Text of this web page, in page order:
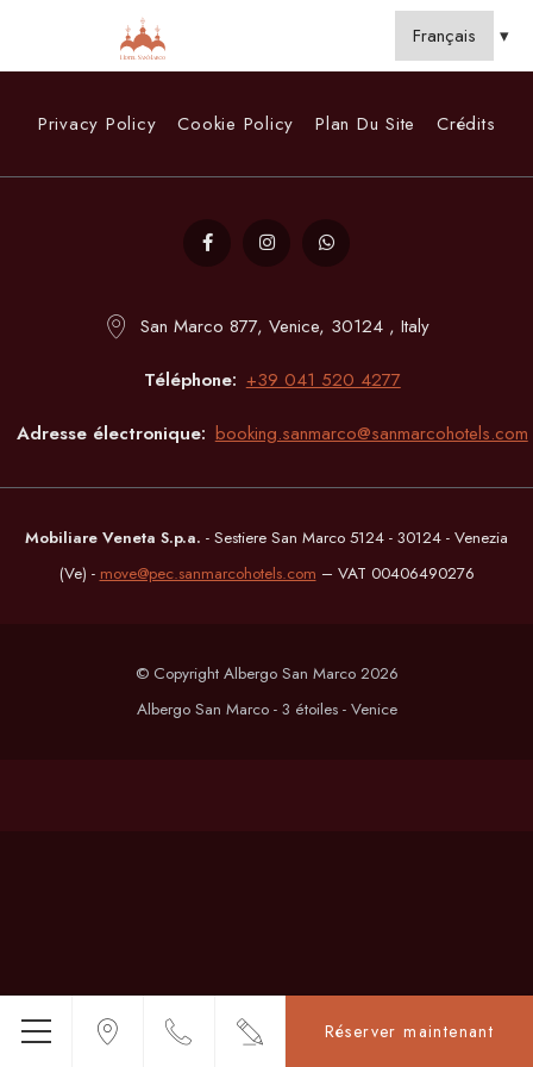
Menu
Réserver maintenant
Privacy Policy Cookie Policy Plan Du Site Crédits
San Marco 877, Venice, 30124 , Italy
Téléphone +39 041 520 4277
Adresse électronique booking.sanmarco@sanmarcohotels.com
Mobiliare Veneta S.p.a. - Sestiere San Marco 5124 - 30124 - Venezia
(Ve) - move@pec.sanmarcohotels.com – VAT 00406490276
© Copyright Albergo San Marco 2026
Albergo San Marco - 3 étoiles - Venice